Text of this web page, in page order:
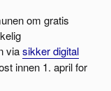
om gratis
viasikker digital
innen 1. april for